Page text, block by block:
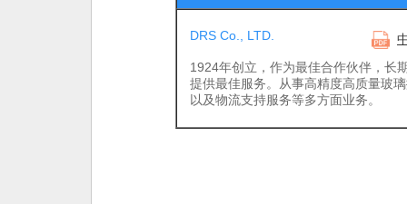
DRS Co., LTD.
1924年创立，作为最佳合作伙伴，长
提供最佳服务。从事高精度高质量玻
以及物流支持服务等多方面业务。